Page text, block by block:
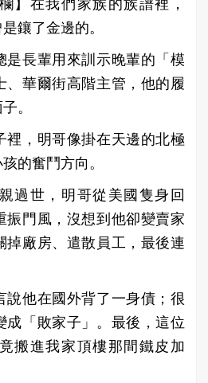
】在我們家族的族譜裡，
鑲了金邊的。
是長輩用來訓示晚輩的「模
、華爾街高階主管，他的履
。
裡，明哥像掛在天邊的北極
的奮鬥方向。
過世，明哥從美國隻身回
振門風，沒想到他卻變賣家
掉廠房、遣散員工，最後連
說他在國外背了一身債；很
成「敗家子」。最後，這位
搬進我家頂樓那間鐵皮加